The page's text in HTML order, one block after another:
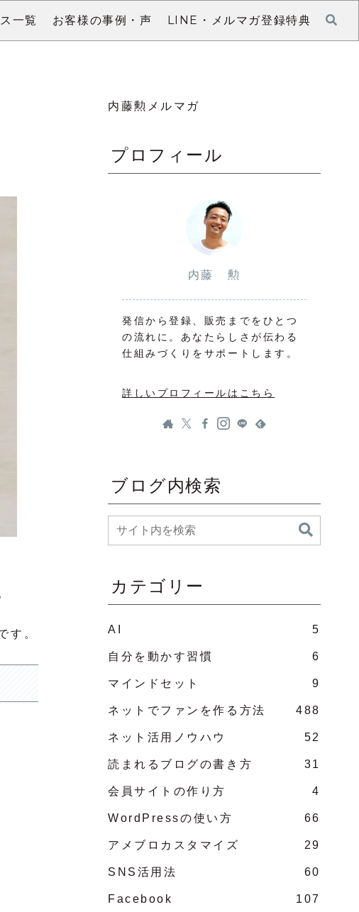
一覧 お客様の事例・声 LINE・メルマガ登録特典
す。
内藤勲メルマガ
プロフィール
内藤 勲
発信から登録、販売までをひとつ
の流れに。あなたらしさが伝わる
仕組みづくりをサポートします。
詳しいプロフィールはこちら
ブログ内検索
カテゴリー
AI 5
自分を動かす習慣 6
マインドセット 9
ネットでファンを作る方法 488
ネット活用ノウハウ 52
読まれるブログの書き方 31
会員サイトの作り方 4
WordPressの使い方 66
アメブロカスタマイズ 29
SNS活用法 60
Facebook 107